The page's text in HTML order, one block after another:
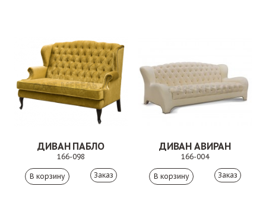
ДИВАН ПАБЛО
166-098
Заказ
ДИВАН АВИРАН
166-004
Заказ